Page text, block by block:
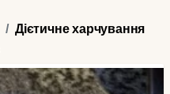
Дієтичне харчування